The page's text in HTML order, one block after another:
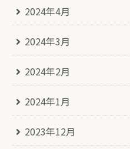
2024年4月
2024年3月
2024年2月
2024年1月
2023年12月